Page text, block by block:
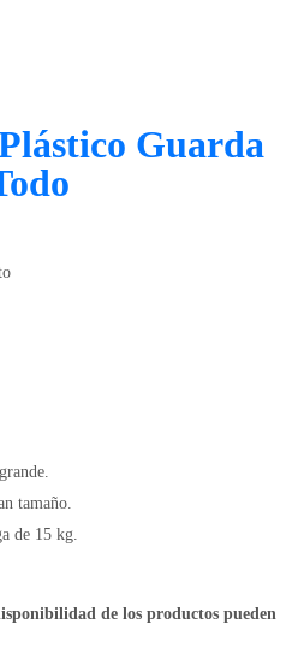
Guarda
tamaño.
de 15 kg.
de los productos pueden